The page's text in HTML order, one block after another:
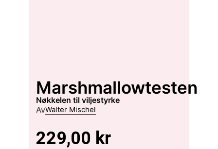
Marshmallowtesten
nøkkelen til viljestyrke
AvWalter Mischel
229,00 kr